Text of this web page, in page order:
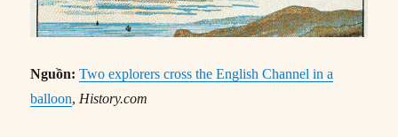
Nguồn:Two explorers cross the English Channel in a
balloon,History.com